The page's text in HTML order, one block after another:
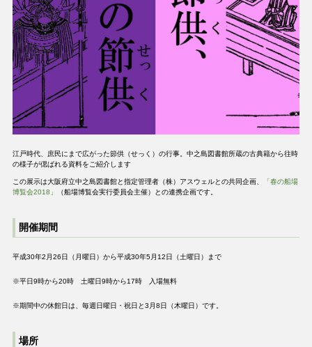
江戸時代、庶民にまで広がった節供（せっく）の行事。中之島図書館所蔵の古典籍から往時
の様子が偲ばれる資料をご紹介します
この展示は大阪府立中之島図書館と指定管理者（株）アスウェルとの共同企画、
「春の船場
博覧会2018」
（船場博覧会実行委員会主催）との連携企画です。
開催期間
平成30年2月26日（月曜日）から平成30年5月12日（土曜日）まで
※平日9時から20時 土曜日9時から17時 入場無料
※期間中の休館日は、毎週日曜日・祝日と3月8日（木曜日）です。
場所